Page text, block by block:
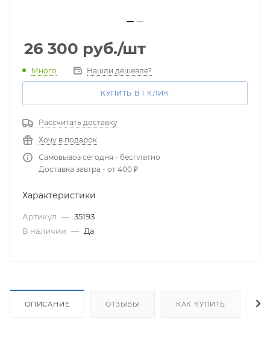
26 300 руб./шт
Много Нашли дешевле?
КУПИТЬ В 1 КЛИК
Рассчитать доставку
Хочу в подарок
Самовывоз сегодня - бесплатно
Доставка завтра - от 400 ₽
Характеристики
Артикул — 35193
В наличии — Да
ОПИСАНИЕ ОТЗЫВЫ КАК КУПИТЬ